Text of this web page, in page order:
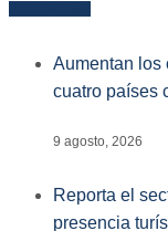
Aumentan los
cuatro países
9 agosto, 2026
Reporta el
presencia